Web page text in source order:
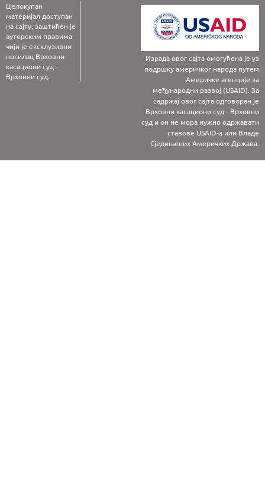
Целокупан
материјал доступан
на сајту, заштићен је
ауторским правима
чији је ексклузивни
носилац Врховни
касациони суд -
Врховни суд.
Израда овог сајта омогућена је уз
подршку америчког народа путем
Америчке агенције за
међународни развој (USAID). За
садржај овог сајта одговоран је
Врховни касациони суд - Врховни
суд и он не мора нужно одржавати
ставове USAID-а или Владе
Сједињених Америчких Држава.